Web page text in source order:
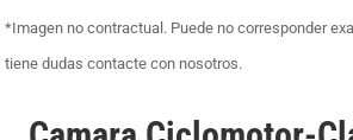
*Imagen no contractual. Puede no corresponder
tiene dudas contacte con nosotros.